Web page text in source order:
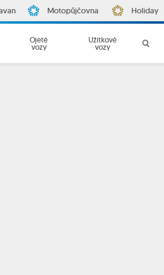
Motopůjčovna Holiday
Ojeté
vozy
Užitkové
vozy